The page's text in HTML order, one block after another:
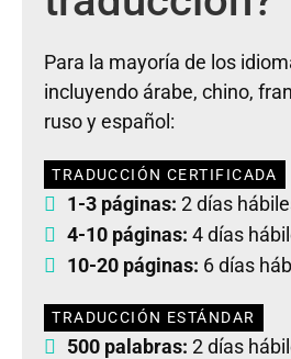
Para la mayoría de los
incluyendo árabe, chino,
ruso y español:
TRADUCCIÓN CERTIFICADA
1-3 páginas: 2 días
4-10 páginas: 4 días
10-20 páginas: 6 días
TRADUCCIÓN ESTÁNDAR
500 palabras: 2 días